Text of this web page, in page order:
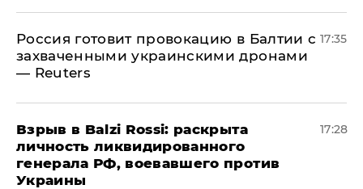
​Россия готовит провокацию в Балтии с
захваченными украинскими дронами
— Reuters
17:35
​Взрыв в Balzi Rossi: раскрыта
личность ликвидированного
генерала РФ, воевавшего против
Украины
17:28